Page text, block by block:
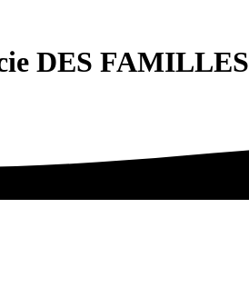
DES FAMILLES